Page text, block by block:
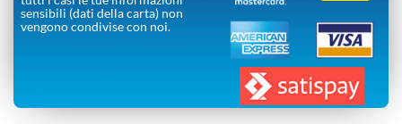
sensibili (dati della carta) non
vengono condivise con noi.